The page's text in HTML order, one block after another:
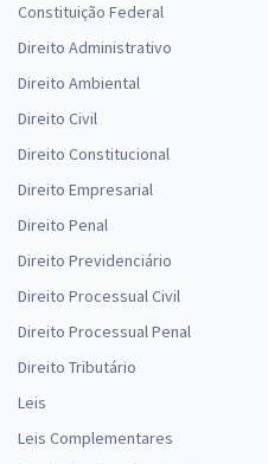
Constituição Federal
Direito Administrativo
Direito Ambiental
Direito Civil
Direito Constitucional
Direito Empresarial
Direito Penal
Direito Previdenciário
Direito Processual Civil
Direito Processual Penal
Direito Tributário
Leis
Leis Complementares